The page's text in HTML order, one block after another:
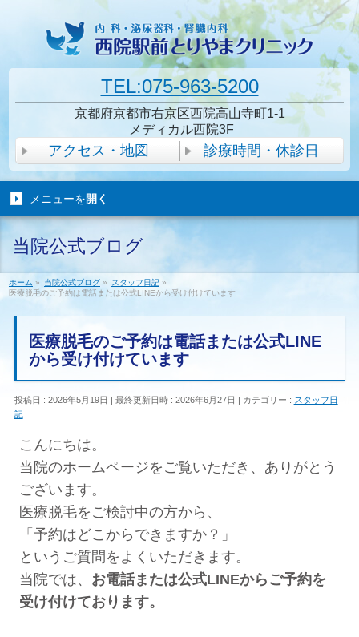
TEL:075-963-5200
京都府京都市右京区西院高山寺町1-1
メディカル西院3F
アクセス・地図 診療時間・休診日
メニューを 開く
当院公式ブログ
ホーム » 当院公式ブログ » スタッフ日記 »
医療脱毛のご予約は電話または公式LINEから受け付けています
医療脱毛のご予約は電話または公式LINE
から受け付けています
投稿日 : 2026年5月19日 最終更新日時 : 2026年6月27日 カテゴリー : スタッフ日
記
こんにちは。
当院のホームページをご覧いただき、ありがとう
ございます。
医療脱毛をご検討中の方から、
「予約はどこからできますか？」
というご質問をよくいただきます。
当院では、 お電話または公式LINEからご予約を
受け付けております。